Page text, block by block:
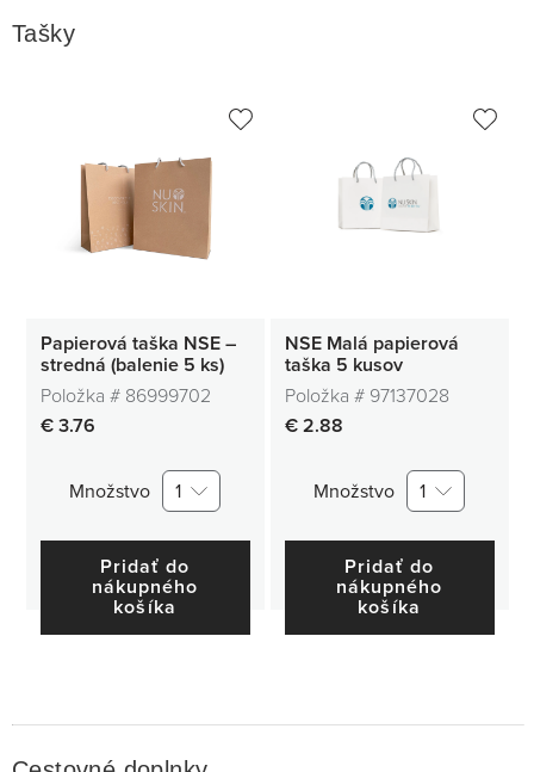
Tašky
Pharmanex
Tašky
Papierová taška NSE –
stredná (balenie 5 ks)
Položka # 86999702
€ 3.76
Množstvo 1
Pridať do
nákupného
košíka
NSE Malá papierová
taška 5 kusov
Položka # 97137028
€ 2.88
Množstvo 1
Pridať do
nákupného
košíka